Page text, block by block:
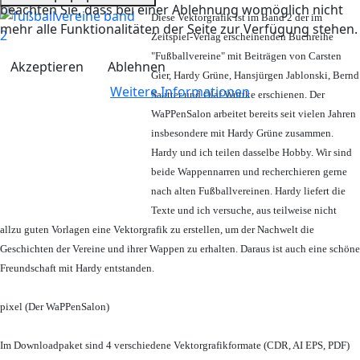
beachten Sie, dass bei einer Ablehnung womöglich nicht
mehr alle Funktionalitäten der Seite zur Verfügung stehen.
Akzeptieren
Ablehnen
Weitere Informationen
Diese Vektorgrafik ist im Band 2 der im
Zeitspiel-Verlag erscheinenden Buchreihe
"Fußballvereine" mit Beiträgen von Carsten
Gier, Hardy Grüne, Hansjürgen Jablonski, Bernd
Sautter und Olaf Wuttke erschienen. Der
WaPPenSalon arbeitet bereits seit vielen Jahren
insbesondere mit Hardy Grüne zusammen.
Hardy und ich teilen dasselbe Hobby. Wir sind
beide Wappennarren und recherchieren gerne
nach alten Fußballvereinen. Hardy liefert die
Texte und ich versuche, aus teilweise nicht
allzu guten Vorlagen eine Vektorgrafik zu erstellen, um der Nachwelt die
Geschichten der Vereine und ihrer Wappen zu erhalten. Daraus ist auch eine schöne
Freundschaft mit Hardy entstanden.
pixel (Der WaPPenSalon)
Im Downloadpaket sind 4 verschiedene Vektorgrafikformate (CDR, AI EPS, PDF)